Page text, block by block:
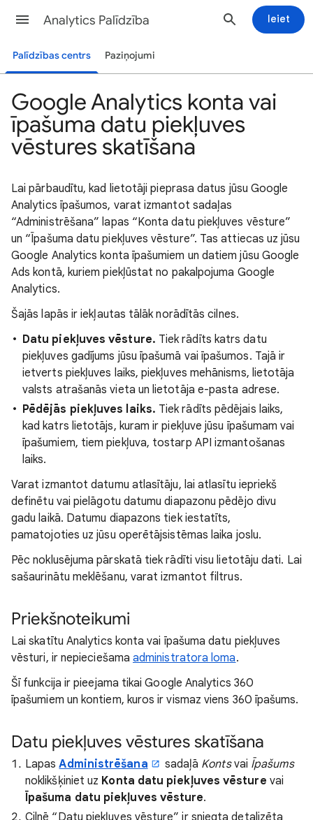
Analytics Palīdzība Ieiet
Palīdzības centrs Paziņojumi
Google Analytics konta vai
īpašuma datu piekļuves
vēstures skatīšana
Lai pārbaudītu, kad lietotāji pieprasa datus jūsu Google
Analytics īpašumos, varat izmantot sadaļas
“Administrēšana” lapas “Konta datu piekļuves vēsture”
un “Īpašuma datu piekļuves vēsture”. Tas attiecas uz jūsu
Google Analytics konta īpašumiem un datiem jūsu Google
Ads kontā, kuriem piekļūstat no pakalpojuma Google
Analytics.
Šajās lapās ir iekļautas tālāk norādītās cilnes.
Datu piekļuves vēsture. Tiek rādīts katrs datu
piekļuves gadījums jūsu īpašumā vai īpašumos. Tajā ir
ietverts piekļuves laiks, piekļuves mehānisms, lietotāja
valsts atrašanās vieta un lietotāja e-pasta adrese.
Pēdējās piekļuves laiks. Tiek rādīts pēdējais laiks,
kad katrs lietotājs, kuram ir piekļuve jūsu īpašumam vai
īpašumiem, tiem piekļuva, tostarp API izmantošanas
laiks.
Varat izmantot datumu atlasītāju, lai atlasītu iepriekš
definētu vai pielāgotu datumu diapazonu pēdējo divu
gadu laikā. Datumu diapazons tiek iestatīts,
pamatojoties uz jūsu operētājsistēmas laika joslu.
Pēc noklusējuma pārskatā tiek rādīti visu lietotāju dati. Lai
sašaurinātu meklēšanu, varat izmantot filtrus.
Priekšnoteikumi
Lai skatītu Analytics konta vai īpašuma datu piekļuves
vēsturi, ir nepieciešamaadministratora loma.
Šī funkcija ir pieejama tikai Google Analytics 360
īpašumiem un kontiem, kuros ir vismaz viens 360 īpašums.
Datu piekļuves vēstures skatīšana
LapasAdministrēšana sadaļā Kontsvai Īpašums
noklikšķiniet uz Konta datu piekļuves vēsture vai
Īpašuma datu piekļuves vēsture.
Cilnē “Datu piekļuves vēsture” ir sniegta detalizēta